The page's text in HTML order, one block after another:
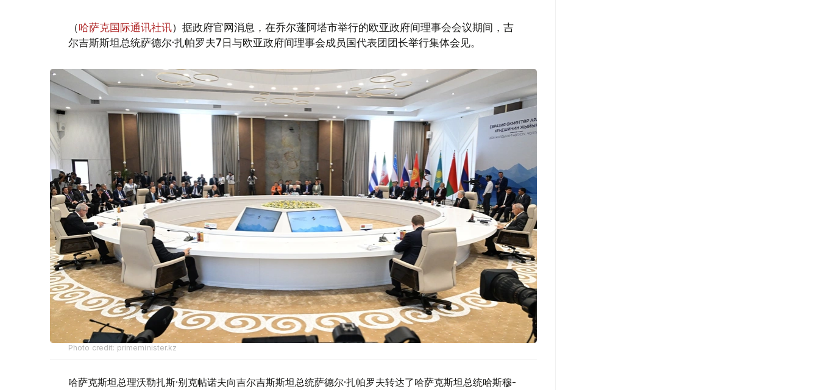
（哈萨克国际通讯社讯）据政府官网消息，在乔尔蓬阿塔市举行的欧亚政府间理事会会议期间，吉
尔吉斯斯坦总统萨德尔·扎帕罗夫7日与欧亚政府间理事会成员国代表团团长举行集体会见。
Photo credit: primeminister.kz
哈萨克斯坦总理沃勒扎斯·别克帖诺夫向吉尔吉斯斯坦总统萨德尔·扎帕罗夫转达了哈萨克斯坦总统哈斯穆-